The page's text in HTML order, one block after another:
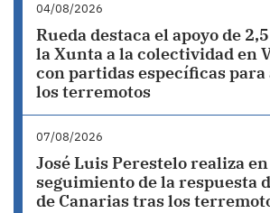
04/08/2026
Rueda destaca el apoyo de
la Xunta a la colectividad en
con partidas específicas
los terremotos
07/08/2026
José Luis Perestelo realiza
seguimiento de la respuesta
de Canarias tras los